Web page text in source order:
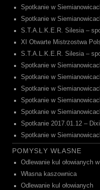
Spotkanie w
Spotkanie w
S.T.A.L.K.E.R. Silesia –
XI Otwarte Mistrzostwa
S.T.A.L.K.E.R. Silesia –
Spotkanie w
Spotkanie w
Spotkanie w
Spotkanie w
Spotkanie w
Spotkanie 2017.01.12 –
Spotkanie w
POMYSŁY WŁASNE
Odlewanie kul ołowianych
Własna kaszownica
Odlewanie kul ołowianych